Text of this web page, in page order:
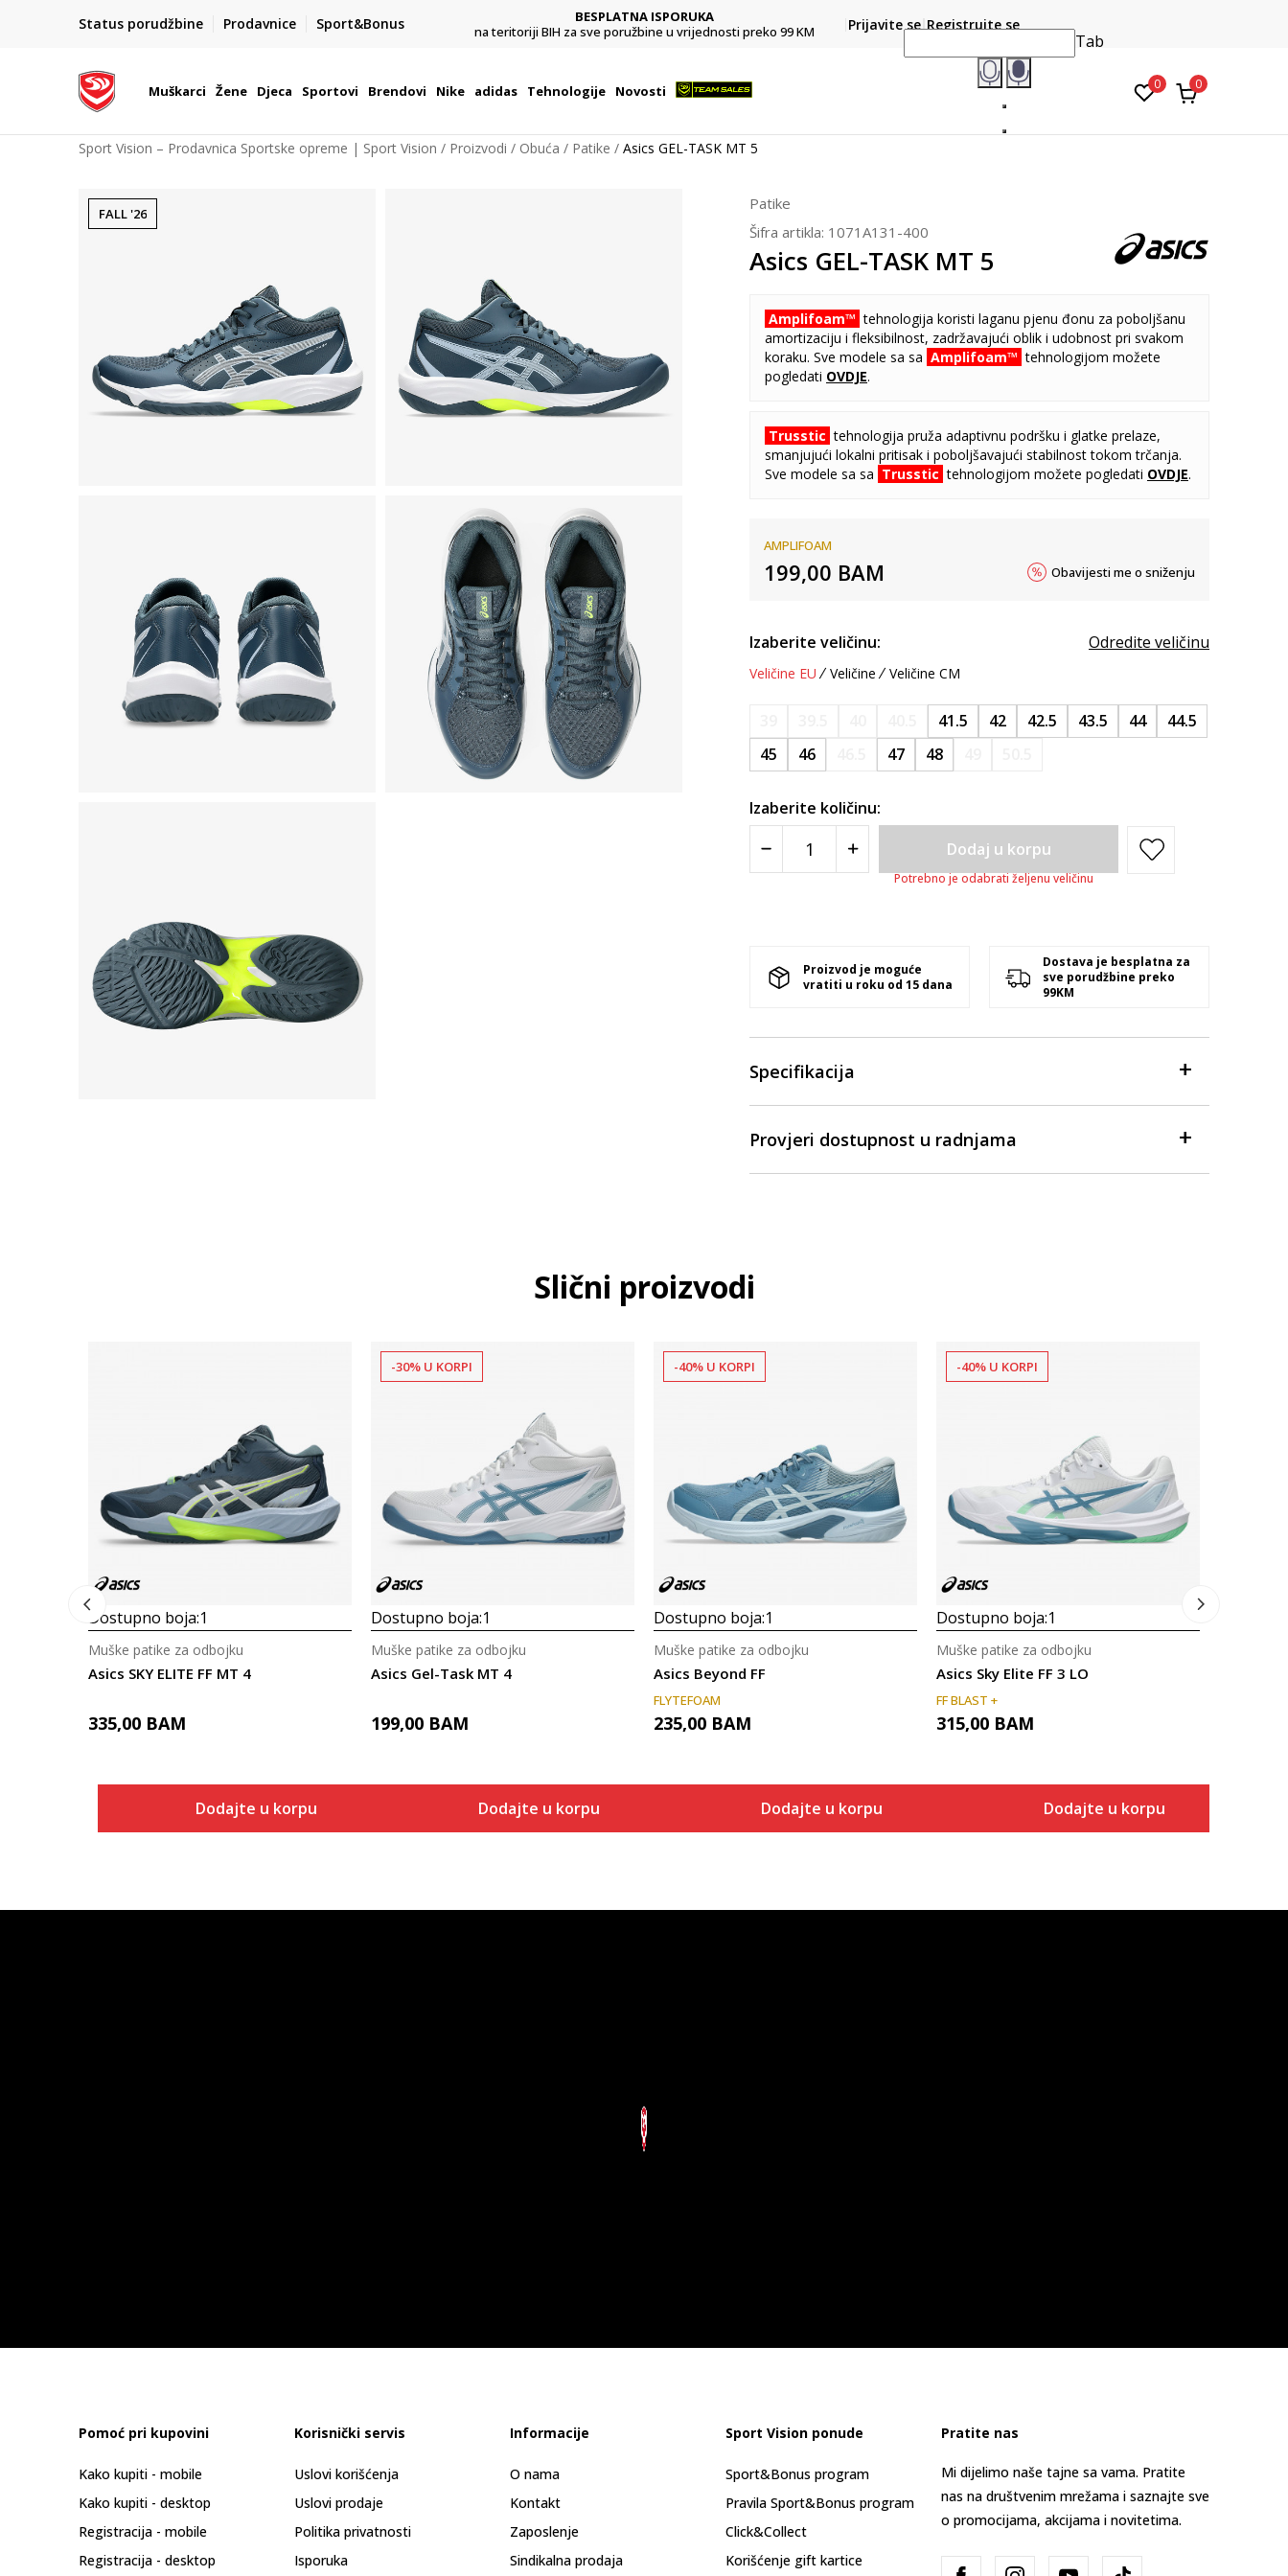
Status porudžbine Prodavnice Sport&Bonus
POZOVITE NAS NA : 055/490-400
Pon-Pet od 9h - 16h
BESPLATNA ISPORUKA
na teritoriji BIH za sve poružbine u vrijednosti preko 99 KM
Platite karticom online i preuzmite u prodavnici po vašem
Prijavite se Registrujte se
Muškarci Žene Djeca Sportovi Brendovi Nike adidas Tehnologije Novosti
Tab
0 0
Sport Vision – Prodavnica Sportske opreme | Sport Vision Proizvodi Obuća Patike Asics GEL-TASK MT 5
FALL '26
Patike
Šifra artikla: 1071A131-400
Asics GEL-TASK MT 5
Amplifoam™ tehnologija koristi laganu pjenu đonu za poboljšanu
amortizaciju i fleksibilnost, zadržavajući oblik i udobnost pri svakom
koraku. Sve modele sa sa Amplifoam™ tehnologijom možete
pogledati OVDJE.
Trusstic tehnologija pruža adaptivnu podršku i glatke prelaze,
smanjujući lokalni pritisak i poboljšavajući stabilnost tokom trčanja.
Sve modele sa sa Trusstic tehnologijom možete pogledati OVDJE.
AMPLIFOAM
199,00 BAM Obavijesti me o sniženju
Izaberite veličinu: Odredite veličinu
Veličine EU Veličine Veličine CM
41.5 42 42.5 43.5 44
44.5
45
46 47 48
Izaberite količinu:
Dodaj u korpu
Potrebno je odabrati željenu veličinu
Proizvod je moguće
vratiti u roku od 15 dana
Dostava je besplatna za
sve porudžbine preko
99KM
Specifikacija
Provjeri dostupnost u radnjama
Slični proizvodi
Dostupno boja:1
Asics SKY ELITE FF MT 4
Muške patike za odbojku
335,00 BAM
Dodajte u korpu
-30% U KORPI
Dostupno boja:1
Asics Gel-Task MT 4
Muške patike za odbojku
199,00 BAM
Dodajte u korpu
-40% U KORPI
Dostupno boja:1
Asics Beyond FF
Muške patike za odbojku
FLYTEFOAM
235,00 BAM
Dodajte u korpu
-40% U KORPI
Dostupno boja:1
Asics Sky Elite FF 3 LO
Muške patike za odbojku
FF BLAST +
315,00 BAM
Dodajte u korpu
Pomoć pri kupovini
Kako kupiti - mobile
Kako kupiti - desktop
Registracija - mobile
Registracija - desktop
Korisnički servis
Uslovi korišćenja
Uslovi prodaje
Politika privatnosti
Isporuka
Informacije
O nama
Kontakt
Zaposlenje
Sindikalna prodaja
Sport Vision ponude
Sport&Bonus program
Pravila Sport&Bonus program
Click&Collect
Korišćenje gift kartice
Pratite nas
Mi dijelimo naše tajne sa vama. Pratite
nas na društvenim mrežama i saznajte sve
o promocijama, akcijama i novitetima.